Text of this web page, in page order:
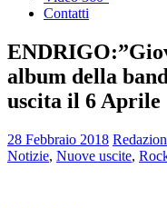
Contatti
album della
uscita il 6 Aprile
28 Febbraio 2018
Notizie, Nuove uscite,